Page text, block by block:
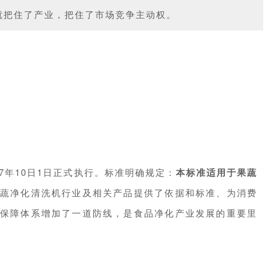
住了产业，把住了市场竞争主动权。
10日1日正式执行。标准明确规定： 本标准适用于果蔬
净化清洗机行业及相关产品提供了依据和标准、为消费
障体系增加了一道防线，是食品净化产业发展的重要里